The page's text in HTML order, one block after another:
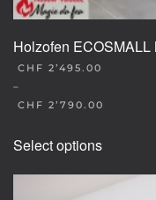
Holzofen ECOSMALL
CHF 2’495.00
–
CHF 2’790.00
Select optionsproduct
has
multiple